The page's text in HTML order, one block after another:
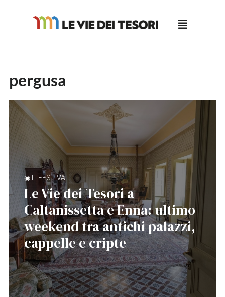
pergusa
◉ IL FESTIVAL
Le Vie dei Tesori a
Caltanissetta e Enna: ultimo
weekend tra antichi palazzi,
cappelle e cripte